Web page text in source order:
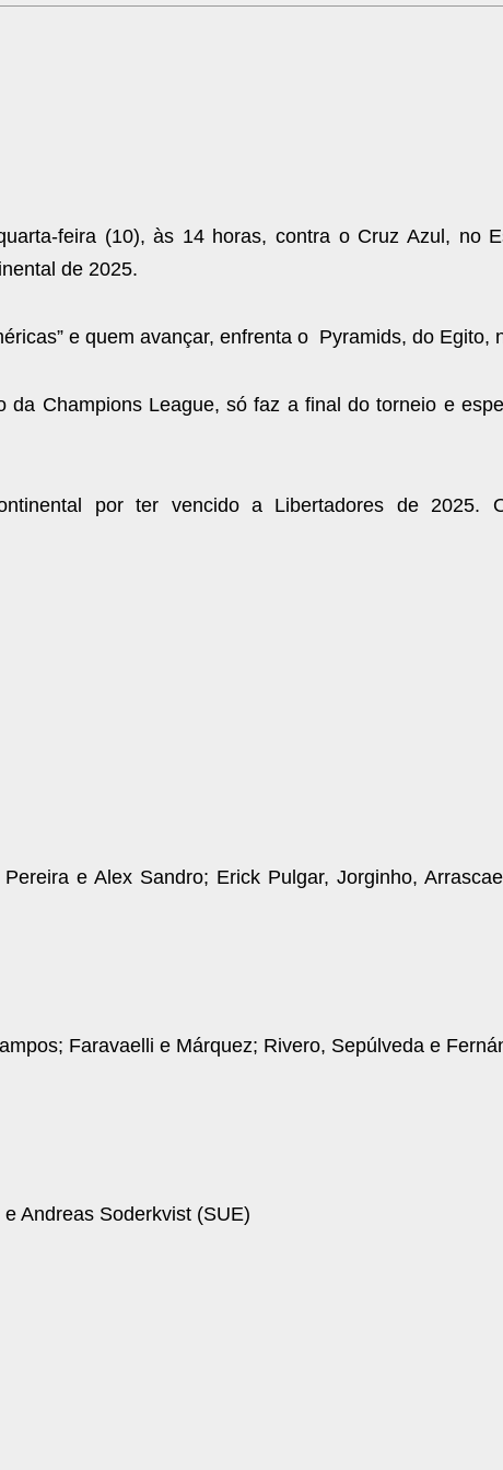
feira (10), às 14 horas, contra o Cruz Azul, no
de 2025.
e quem avançar, enfrenta o Pyramids, do Egito,
da Champions League, só faz a final do torneio e
por ter vencido a Libertadores de 2025.
e Alex Sandro; Erick Pulgar, Jorginho,
Faravaelli e Márquez; Rivero, Sepúlveda e
Andreas Soderkvist (SUE)